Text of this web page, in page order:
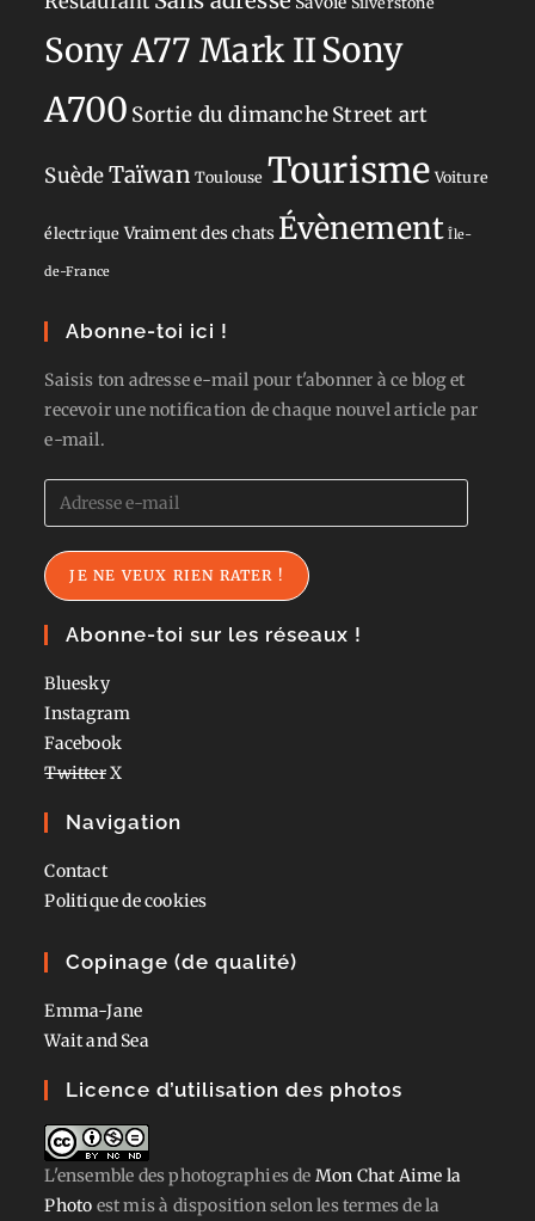
Sony A77 Mark IISony
A700 Sortie du dimancheStreet art
SuèdeTaïwan Toulouse Tourisme Voiture
électrique Vraiment des chats Évènement Île-
de-France
Abonne-toi ici !
Saisis ton adresse e-mail pour t'abonner à ce blog et
recevoir une notification de chaque nouvel article par
e-mail.
Adresse
e-
mail
JE NE VEUX RIEN RATER !
Abonne-toi sur les réseaux !
Bluesky
Instagram
Facebook
TwitterX
Navigation
Contact
Politique de cookies
Copinage (de qualité)
Emma-Jane
Wait and Sea
Licence d’utilisation des photos
L'ensemble des photographiesde Mon Chat Aime la
Photo est mis à disposition selon les termes de la